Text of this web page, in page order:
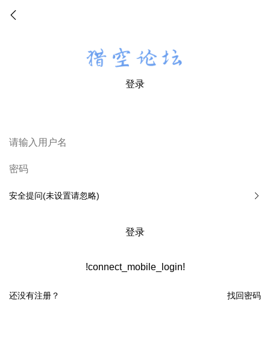
登录
安全提问(未设置请忽略)
登录
!connect_mobile_login!
找回密码
还没有注册？